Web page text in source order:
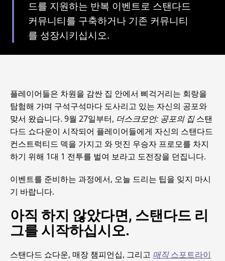
드를 지원하는 반복 이벤트로 스탠다드
커뮤니티를 구축하거나 기존 커뮤니티
를 성장시키십시오.
플레이어들은 차원을 감싼 집 안에서 삐걱거리는 회랑을
탐험해 가며 구석구석마다 도사리고 있는 자신의 공포와
맞서 왔습니다. 9월 27일부터, 더스크모언: 공포의 집스탠
다드 쇼다운이 시작되어 플레이어들에게 자신의 스탠다드
컨스트럭티드 덱을 가지고 와 멋진 우승자 프로모를 차지
하기 위해 1대 1 전투를 벌여 보라고 도전장을 던집니다.
이벤트를 준비하는 과정에서, 오늘 드리는 팁을 잊지 마시
기 바랍니다.
아직 하지 않았다면, 스탠다드 리
그를 시작하십시오.
스탠다드 쇼다운, 매장 챔피언십, 그리고 매직스포트라이